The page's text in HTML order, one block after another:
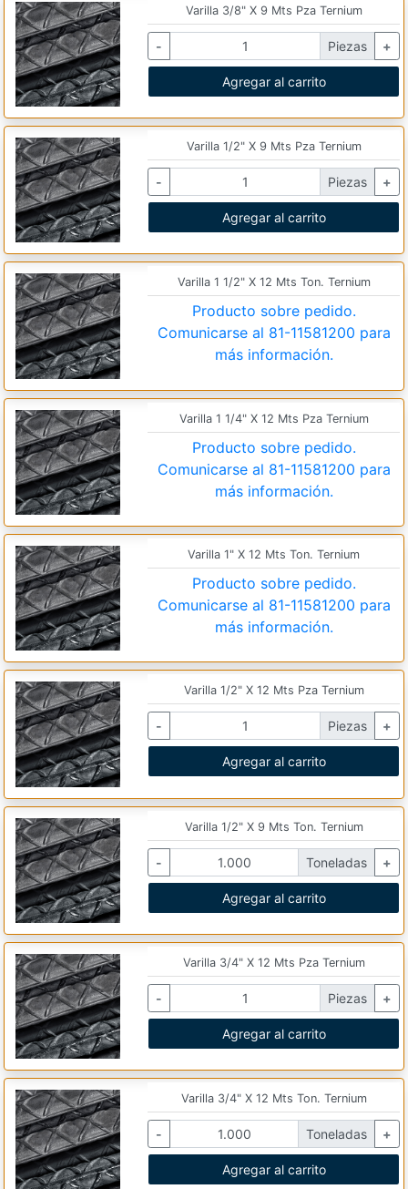
Varilla 3/8" X 9 Mts Pza Ternium
- Piezas +
Agregar al carrito
Varilla 1/2" X 9 Mts Pza Ternium
- Piezas +
Agregar al carrito
Varilla 1 1/2" X 12 Mts Ton. Ternium
Producto sobre pedido.
Comunicarse al 81-11581200 para
más información.
Varilla 1 1/4" X 12 Mts Pza Ternium
Producto sobre pedido.
Comunicarse al 81-11581200 para
más información.
Varilla 1" X 12 Mts Ton. Ternium
Producto sobre pedido.
Comunicarse al 81-11581200 para
más información.
Varilla 1/2" X 12 Mts Pza Ternium
- Piezas +
Agregar al carrito
Varilla 1/2" X 9 Mts Ton. Ternium
- Toneladas +
Agregar al carrito
Varilla 3/4" X 12 Mts Pza Ternium
- Piezas +
Agregar al carrito
Varilla 3/4" X 12 Mts Ton. Ternium
- Toneladas +
Agregar al carrito